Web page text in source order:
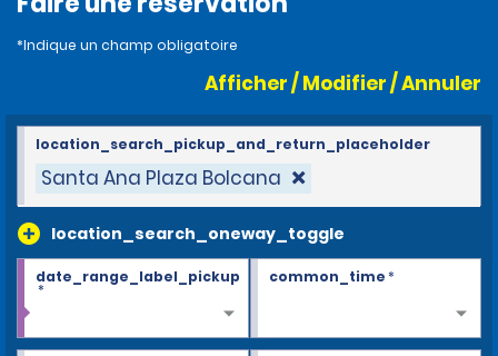
*Indique un champ obligatoire
Afficher / Modifier / Annuler
Santa Ana Plaza Bolcana
location_search_oneway_toggle
location_search_pickup_and_return_placeholder
date_range_label_pickup
*
common_time*